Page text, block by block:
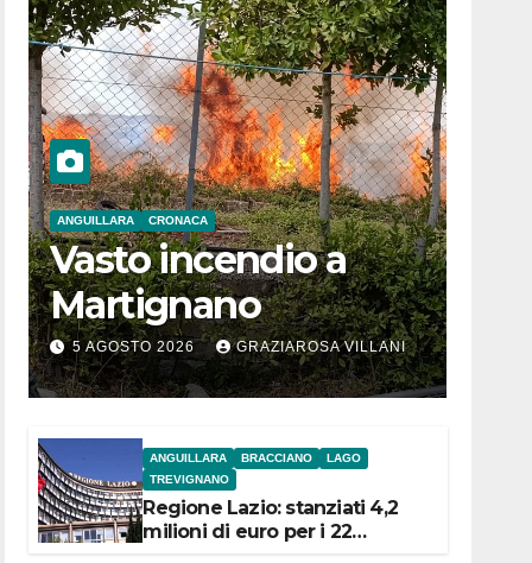
ANGUILLARA CRONACA
Vasto incendio a
Martignano
5 AGOSTO 2026 GRAZIAROSA VILLANI
ANGUILLARA BRACCIANO
LAGO
TREVIGNANO
Regione Lazio: stanziati 4,2
milioni di euro per i 22